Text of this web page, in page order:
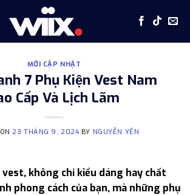
MỚI CẬP NHẬT
7 Phụ Kiện Vest Nam
Cấp Và Lịch Lãm
ON23 THÁNG 9, 2024 BY NGUYỄN YẾN
vest, không chỉ kiểu dáng hay chất
phong cách của bạn, mà những phụ